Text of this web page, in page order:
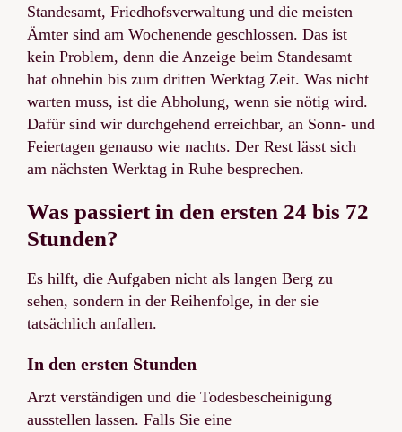
Standesamt, Friedhofsverwaltung und die meisten
Ämter sind am Wochenende geschlossen. Das ist
kein Problem, denn die Anzeige beim Standesamt
hat ohnehin bis zum dritten Werktag Zeit. Was nicht
warten muss, ist die Abholung, wenn sie nötig wird.
Dafür sind wir durchgehend erreichbar, an Sonn- und
Feiertagen genauso wie nachts. Der Rest lässt sich
am nächsten Werktag in Ruhe besprechen.
Was passiert in den ersten 24 bis 72
Stunden?
Es hilft, die Aufgaben nicht als langen Berg zu
sehen, sondern in der Reihenfolge, in der sie
tatsächlich anfallen.
In den ersten Stunden
Arzt verständigen und die Todesbescheinigung
ausstellen lassen. Falls Sie eine